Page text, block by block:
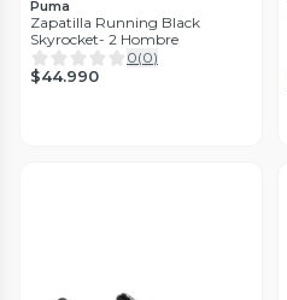
Puma
Zapatilla Running Black
Skyrocket- 2 Hombre
0(0)
$44.990